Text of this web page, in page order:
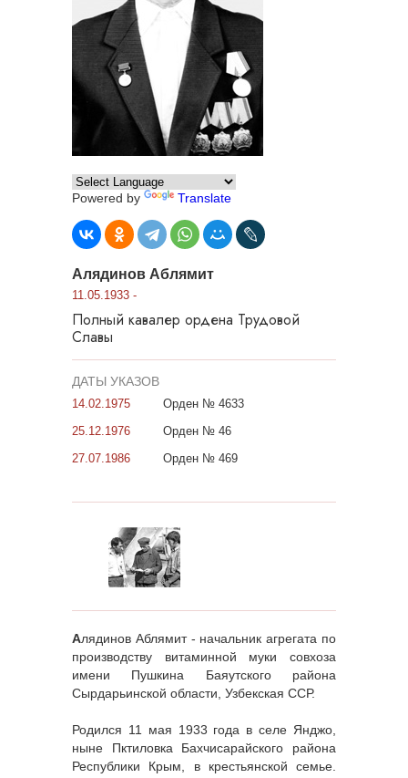
Powered by Translate
Алядинов Аблямит
11.05.1933 -
Полный кавалер ордена Трудовой
Славы
ДАТЫ УКАЗОВ
14.02.1975
Орден № 4633
25.12.1976
Орден № 46
27.07.1986
Орден № 469
Алядинов Аблямит - начальник агрегата по
производству витаминной муки совхоза
имени Пушкина Баяутского района
Сырдарьинской области, Узбекская ССР.
Родился 11 мая 1933 года в селе Янджо,
ныне Пктиловка Бахчисарайского района
Республики Крым, в крестьянской семье.